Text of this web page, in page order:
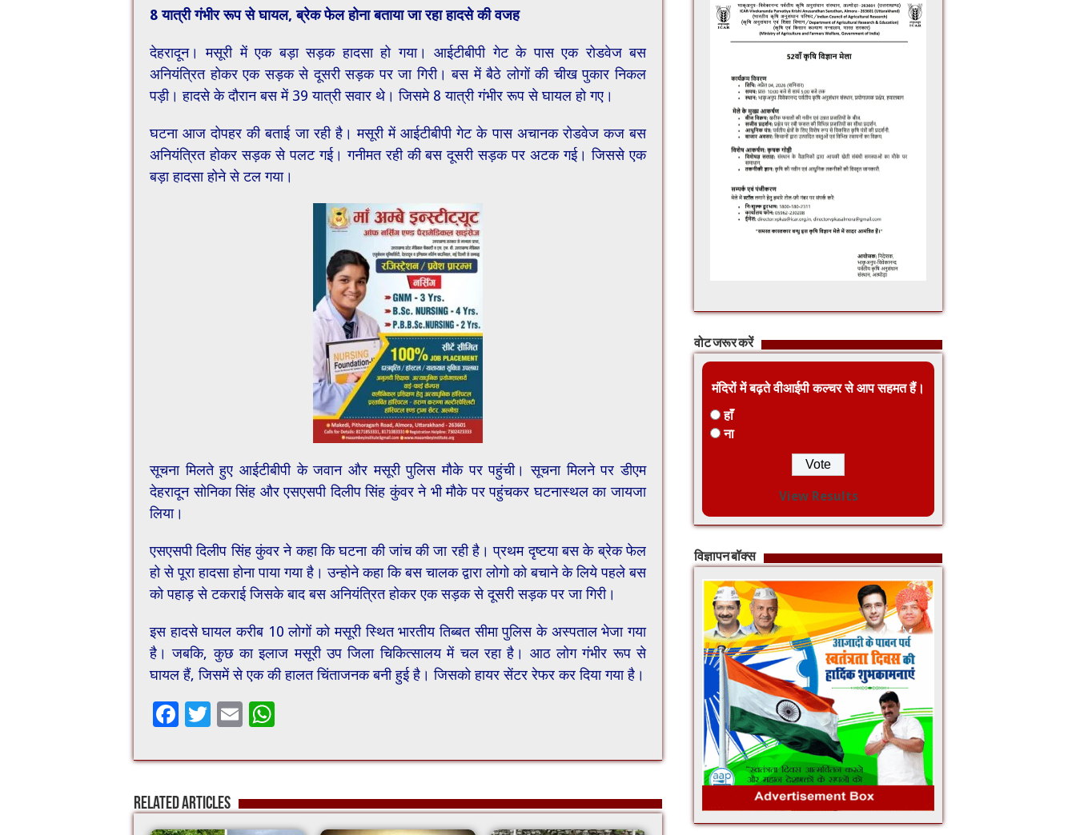
8 यात्री गंभीर रूप से घायल, ब्रेक फेल होना बताया जा रहा हादसे की वजह
देहरादून। मसूरी में एक बड़ा सड़क हादसा हो गया। आईटीबीपी गेट के पास एक रोडवेज बस
अनियंत्रित होकर एक सड़क से दूसरी सड़क पर जा गिरी। बस में बैठे लोगों की चीख पुकार निकल
पड़ी। हादसे के दौरान बस में 39 यात्री सवार थे। जिसमे 8 यात्री गंभीर रूप से घायल हो गए।
घटना आज दोपहर की बताई जा रही है। मसूरी में आईटीबीपी गेट के पास अचानक रोडवेज कज बस
अनियंत्रित होकर सड़क से पलट गई। गनीमत रही की बस दूसरी सड़क पर अटक गई। जिससे एक
बड़ा हादसा होने से टल गया।
सूचना मिलते हुए आईटीबीपी के जवान और मसूरी पुलिस मौके पर पहुंची। सूचना मिलने पर डीएम
देहरादून सोनिका सिंह और एसएसपी दिलीप सिंह कुंवर ने भी मौके पर पहुंचकर घटनास्थल का जायजा
लिया।
एसएसपी दिलीप सिंह कुंवर ने कहा कि घटना की जांच की जा रही है। प्रथम दृष्टया बस के ब्रेक फेल
हो से पूरा हादसा होना पाया गया है। उन्होने कहा कि बस चालक द्वारा लोगो को बचाने के लिये पहले बस
को पहाड़ से टकराई जिसके बाद बस अनियंत्रित होकर एक सड़क से दूसरी सड़क पर जा गिरी।
इस हादसे घायल करीब 10 लोगों को मसूरी स्थित भारतीय तिब्बत सीमा पुलिस के अस्पताल भेजा गया
है। जबकि, कुछ का इलाज मसूरी उप जिला चिकित्सालय में चल रहा है। आठ लोग गंभीर रूप से
घायल हैं, जिसमें से एक की हालत चिंताजनक बनी हुई है। जिसको हायर सेंटर रेफर कर दिया गया है।
F
e
b
o
T
tt
er
E
ai
l
at
sA
p
Related Articles
वोट जरूर करें
मंदिरों में बढ़ते वीआईपी कल्चर से आप सहमत हैं।
हाँ
ना
View Results
विज्ञापन बॉक्स